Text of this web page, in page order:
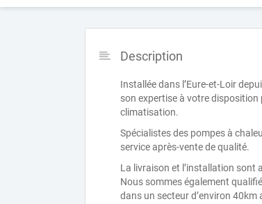
Description
Installée dans l’Eure-et-Loir
son expertise à votre
climatisation.
Spécialistes des pompes à
service après-vente de qualité.
La livraison et l’installation sont
Nous sommes également
dans un secteur d’environ 40km